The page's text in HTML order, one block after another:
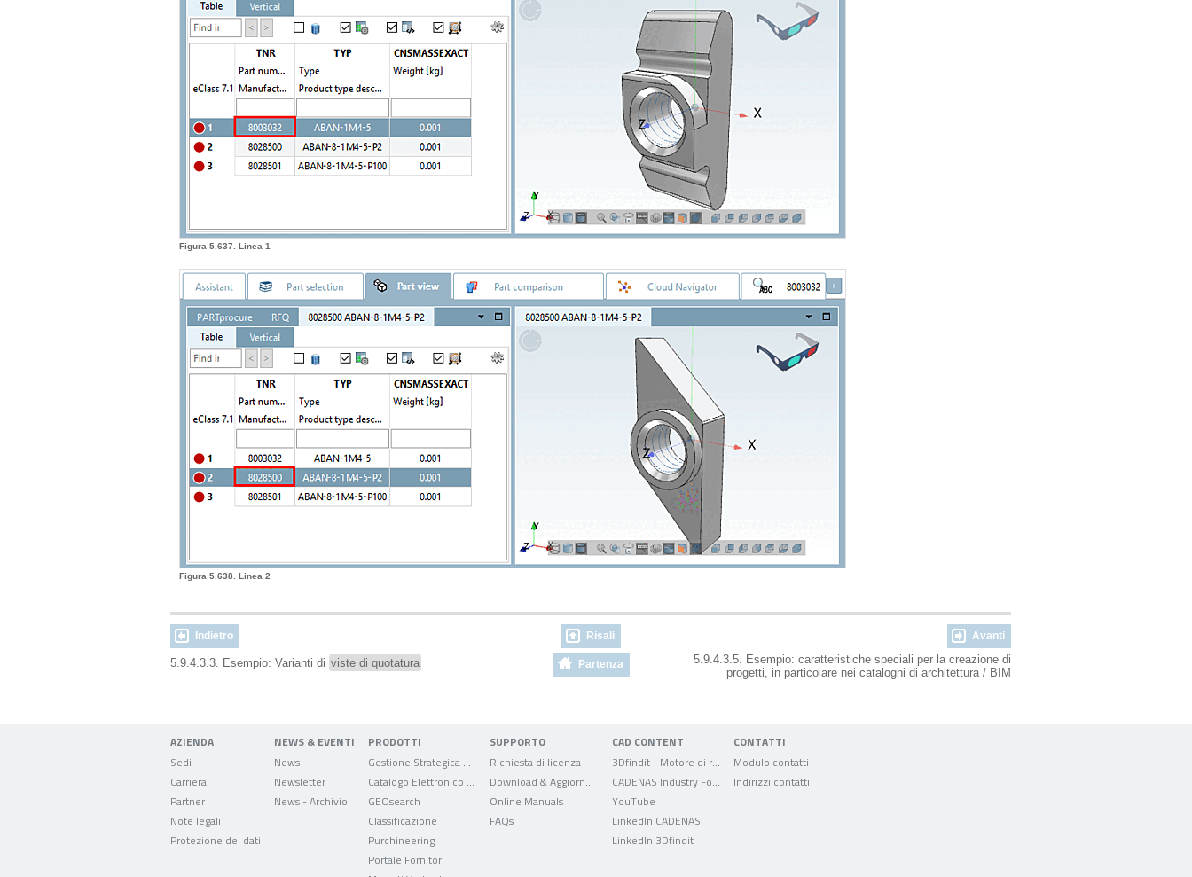
Figura 5.637. Linea 1
Figura 5.638. Linea 2
Indietro Risali Avanti
5.9.4.3.3. Esempio: Varianti di viste di quotatura Partenza
5.9.4.3.5. Esempio: caratteristiche speciali per la creazione di
progetti, in particolare nei cataloghi di architettura / BIM
AZIENDA
Sedi
Carriera
Partner
Note legali
Protezione dei dati
NEWS & EVENTI
News
Newsletter
News - Archivio
PRODOTTI
GEOsearch
Classificazione
Purchineering
Portale Fornitori
SUPPORTO
Richiesta di licenza
Online Manuals
FAQs
CAD CONTENT
3Dfindit - Motore di ricerca per dati CAD
YouTube
LinkedIn CADENAS
LinkedIn 3Dfindit
CONTATTI
Modulo contatti
Indirizzi contatti